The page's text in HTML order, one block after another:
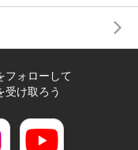
フォローして
受け取ろう